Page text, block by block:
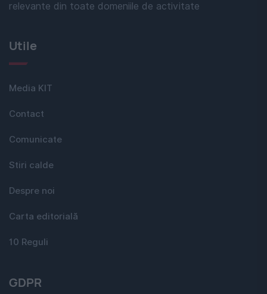
relevante din toate domeniile de activitate
Utile
Media KIT
Contact
Comunicate
Stiri calde
Despre noi
Carta editorială
10 Reguli
GDPR